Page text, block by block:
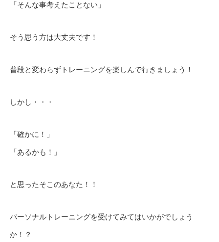
「そんな事考えたことない」
そう思う方は大丈夫です！
普段と変わらずトレーニングを楽しんで行きましょう！
しかし・・・
「確かに！」
「あるかも！」
と思ったそこのあなた！！
パーソナルトレーニングを受けてみてはいかがでしょう
か！？